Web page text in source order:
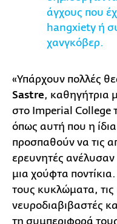
άγχους που
hangxiety ή
χανγκόβερ.
«Υπάρχουν πολλές
Sastre, καθηγήτρια
στο Imperial College
όπως αυτή που η
προσπαθούν να τις
ερευνητές
μια χούφτα
τους κυκλώματα, τις
νευροδιαβιβαστές
τη συμπεριφορά